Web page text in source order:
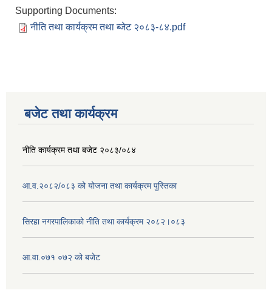
Supporting Documents:
नीति तथा कार्यक्रम तथा ब्जेट २०८३-८४.pdf
बजेट तथा कार्यक्रम
नीति कार्यक्रम तथा बजेट २०८३/०८४
आ.व.२०८२/०८३ को योजना तथा कार्यक्रम पुस्तिका
सिरहा नगरपालिकाको नीति तथा कार्यक्रम २०८२।०८३
आ.वा.०७१ ०७२ को बजेट